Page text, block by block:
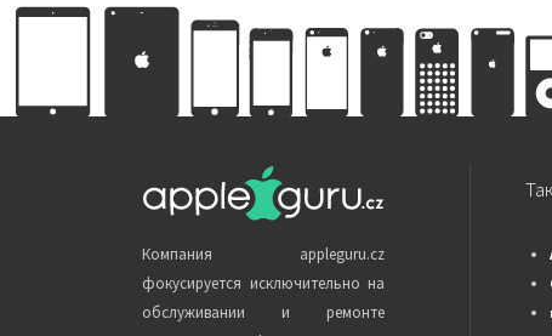
Компания appleguru.cz
фокусируется исключительно на
обслуживании и ремонте